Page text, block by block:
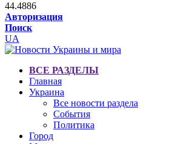
44.4886
Авторизация
Поиск
UA
ВСЕ РАЗДЕЛЫ
Главная
Украина
Все новости раздела
События
Политика
Город